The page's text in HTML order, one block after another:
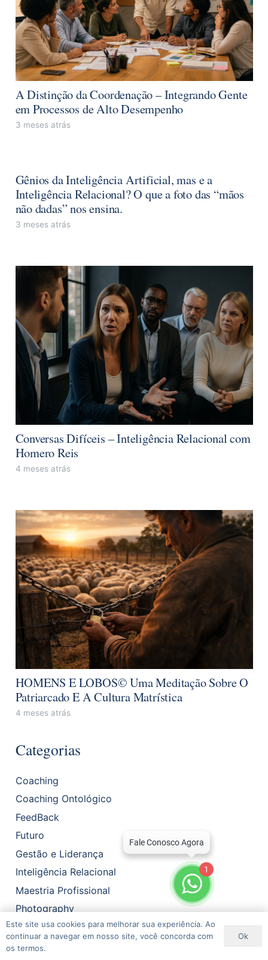
A Distinção da Coordenação – Integrando Gente
em Processos de Alto Desempenho
3 meses atrás
Gênios da Inteligência Artificial, mas e a
Inteligência Relacional? O que a foto das “mãos
não dadas” nos ensina.
3 meses atrás
Conversas Difíceis – Inteligência Relacional com
Homero Reis
4 meses atrás
HOMENS E LOBOS© Uma Meditação Sobre O
Patriarcado E A Cultura Matrística
4 meses atrás
Categorias
Coaching
Coaching Ontológico
FeedBack
Futuro
Gestão e Liderança
Inteligência Relacional
Maestria Profissional
Photography
Relacionamentos
Social Marketing
Este site usa cookies para melhorar sua experiência. Ao
continuar a navegar em nosso site, você concorda com
os termos.
Ok
1